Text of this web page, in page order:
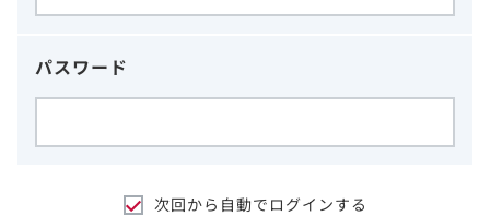
パスワード
次回から自動でログインする